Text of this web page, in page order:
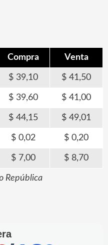
Compra Venta
39,10 41,50
39,60 41,00
44,15 49,01
0,02 0,20
7,00 8,70
República